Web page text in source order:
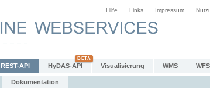
Hilfe Links Impressum
REST-API HyDAS-API Visualisierung WMS WFS
Dokumentation